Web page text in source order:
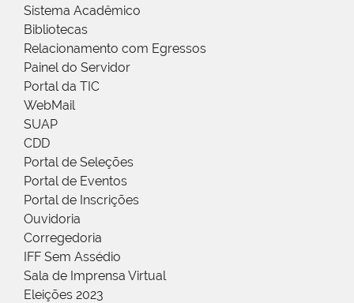
Sistema Acadêmico
Bibliotecas
Relacionamento com Egressos
Painel do Servidor
Portal da TIC
WebMail
SUAP
CDD
Portal de Seleções
Portal de Eventos
Portal de Inscrições
Ouvidoria
Corregedoria
IFF Sem Assédio
Sala de Imprensa Virtual
Eleições 2023